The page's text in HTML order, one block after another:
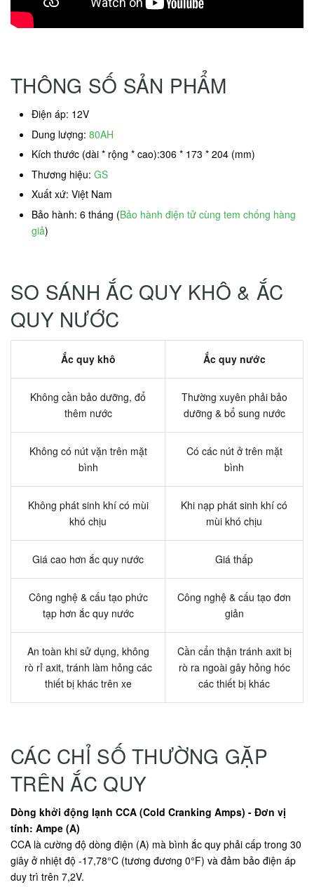
THÔNG SỐ SẢN PHẨM
Điện áp: 12V
Dung lượng: 80AH
Kích thước (dài * rộng * cao):306 * 173 * 204 (mm)
Thương hiệu: GS
Xuất xứ: Việt Nam
Bảo hành: 6 tháng (Bảo hành điện tử cùng tem chống hàng
giả)
SO SÁNH ẮC QUY KHÔ & ẮC
QUY NƯỚC
Ắc quy khô Ắc quy nước
Không cần bảo dưỡng, đổ
thêm nước
Thường xuyên phải bảo
dưỡng & bổ sung nước
Không có nút vặn trên mặt
bình
Có các nút ở trên mặt
bình
Không phát sinh khí có mùi
khó chịu
Khi nạp phát sinh khí có
mùi khó chịu
Giá cao hơn ắc quy nước Giá thấp
Công nghệ & cấu tạo phức
tạp hơn ắc quy nước
Công nghệ & cấu tạo đơn
giản
An toàn khi sử dụng, không
rò rỉ axit, tránh làm hỏng các
thiết bị khác trên xe
Cần cẩn thận tránh axit bị
rò ra ngoài gây hỏng hóc
các thiết bị khác
CÁC CHỈ SỐ THƯỜNG GẶP
TRÊN ẮC QUY
Dòng khởi động lạnh CCA (Cold Cranking Amps) - Đơn vị
tính: Ampe (A)
CCA là cường độ dòng điện (A) mà bình ắc quy phải cấp trong 30
giây ở nhiệt độ -17,78°C (tương đương 0°F) và đảm bảo điện áp
duy trì trên 7,2V.